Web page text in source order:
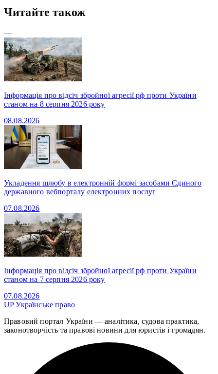
Читайте також
—
Інформація про відсіч збройної агресії рф проти України
станом на 8 серпня 2026 року
08.08.2026
Укладення шлюбу в електронній формі засобами Єдиного
державного вебпорталу електронних послуг
07.08.2026
Інформація про відсіч збройної агресії рф проти України
станом на 7 серпня 2026 року
07.08.2026
UPУкраїнське право
Правовий портал України — аналітика, судова практика,
законотворчість та правові новини для юристів і громадян.